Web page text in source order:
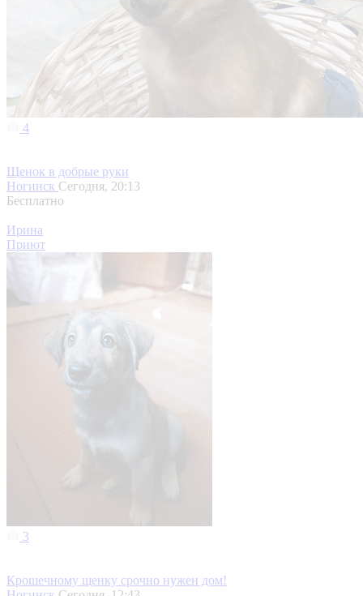
4
Щенок в добрые руки
Ногинск Сегодня, 20:13
Бесплатно
Ирина
Приют
3
Крошечному щенку срочно нужен дом!